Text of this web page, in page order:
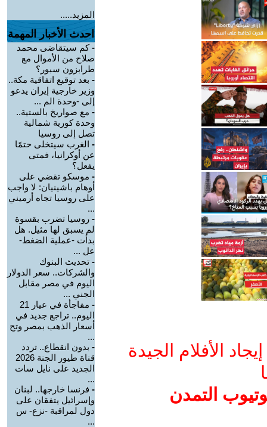
الأفلام الجيدة
التمدن
المزيد.....
احدث الأخبار المهمة
-كم سيتقاضى محمد
صلاح من الأموال مع
طرابزون سبور؟
- بعد توقيع اتفاقية مكة..
وزير خارجية إيران يدعو
إلى -وحدة الم ...
- مع صواريخ بالستية..
وحدة كورية شمالية
تصل إلى روسيا
- الغرب سيتخلى حتمًا
عن أوكرانيا، فمتى
يفعل؟
- موسكو تقضي على
أوهام باشينيان: لا واجب
على روسيا تجاه أرميني
...
- روسيا تضرب بقسوة
لم يسبق لها مثيل. هل
بدأت -عملية الضغط-
عل ...
- تحديث البنوك
والشركات.. سعر الدولار
اليوم في مصر مقابل
الجني ...
-
مفاجأة في عيار 21
اليوم.. تراجع جديد في
أسعار الذهب بمصر وتح
...
- بدون انقطاع.. تردد
قناة طيور الجنة 2026
الجديد على نايل سات
...
- فرنسا خارجها.. لبنان
وإسرائيل يتفقان على
دول لمراقبة -نزع- س
...